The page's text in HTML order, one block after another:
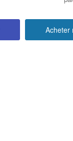
Acheter